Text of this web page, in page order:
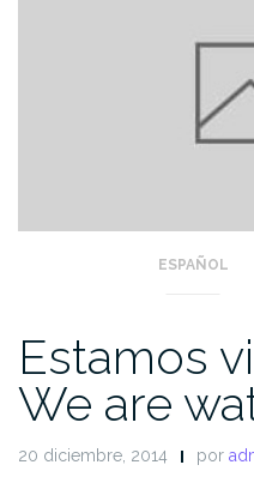
ESPAÑOL
Estamos
We are
20 diciembre, 2014 por